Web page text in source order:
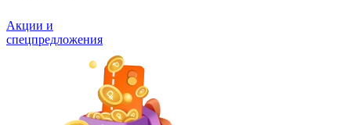
Акции и
спецпредложения